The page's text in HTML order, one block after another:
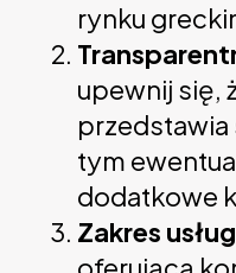
rynku
upewnij się,
przedstawia
tym
dodatkowe
Zakres usług